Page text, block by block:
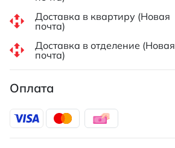
Доставка в квартиру (Новая
почта)
Доставка в отделение (Новая
почта)
Оплата